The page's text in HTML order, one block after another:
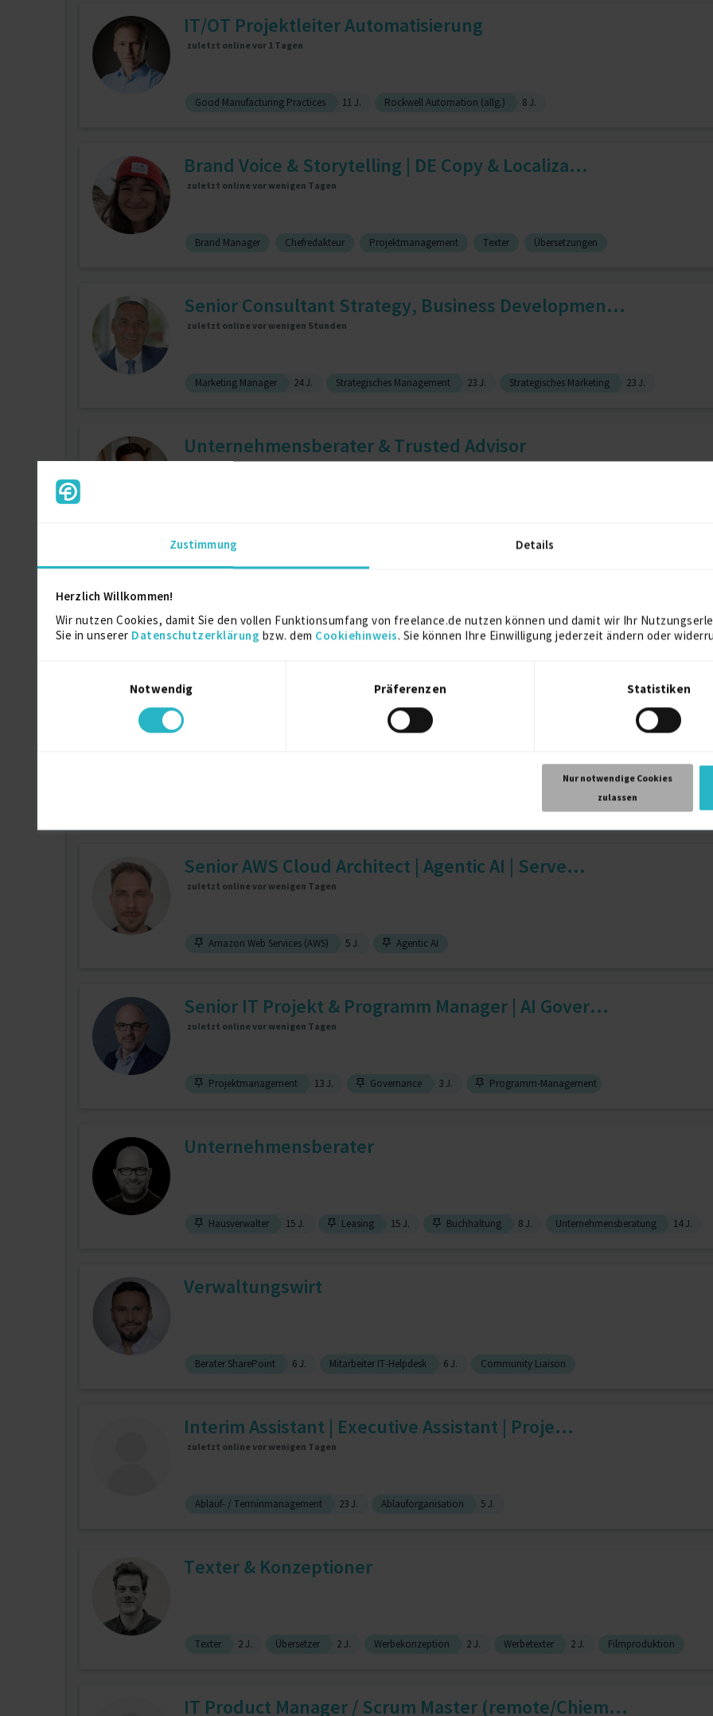
Zustimmung Details
Herzlich Willkommen!
Wir nutzen Cookies, damit Sie den vollen Funktionsumfang von freelance.de nutzen können und damit wir Ihr
Sie in unserer Datenschutzerklärung bzw. dem Cookiehinweis. Sie können Ihre Einwilligung jederzeit ändern oder
Notwendig
Präferenzen Statistiken
Nur notwendige Cookies
zulassen
IT/OT Projektleiter Automatisierung
zuletzt online vor 1 Tagen
Good Manufacturing Practices 11 J. Rockwell Automation (allg.) 8 J.
Brand Voice & Storytelling | DE Copy & Localiza...
zuletzt online vor wenigen Tagen
Brand Manager Chefredakteur Projektmanagement Texter Übersetzungen
Senior Consultant Strategy, Business Developmen...
zuletzt online vor wenigen Stunden
Marketing Manager 24 J. Strategisches Management 23 J. Strategisches Marketing 23 J.
Unternehmensberater & Trusted Advisor
zuletzt online vor wenigen Tagen
Head of Financial Shared Services & Transform...
Mediation
Senior AWS Cloud Architect | Agentic AI | Serve...
zuletzt online vor wenigen Tagen
Amazon Web Services (AWS) 5 J. Agentic AI
Senior IT Projekt & Programm Manager | AI Gover...
zuletzt online vor wenigen Tagen
Projektmanagement 13 J. Governance 3 J. Programm-Management
Unternehmensberater
Hausverwalter 15 J. Leasing 15 J. Buchhaltung 8 J. Unternehmensberatung 14 J.
Verwaltungswirt
Berater SharePoint 6 J. Mitarbeiter IT-Helpdesk 6 J. Community Liaison
Interim Assistant | Executive Assistant | Proje...
zuletzt online vor wenigen Tagen
Ablauf- / Terminmanagement 23 J. Ablauforganisation 5 J.
Texter & Konzeptioner
Texter 2 J. Übersetzer 2 J. Werbekonzeption 2 J. Werbetexter 2 J. Filmproduktion
IT Product Manager / Scrum Master (remote/Chiem...